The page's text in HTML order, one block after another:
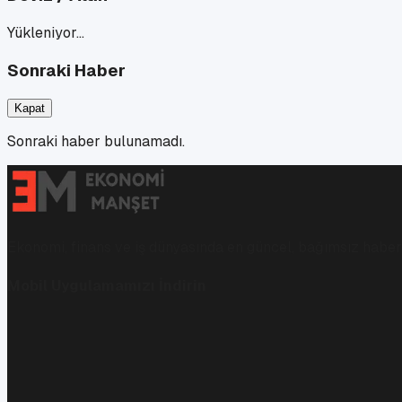
Yükleniyor…
Sonraki Haber
Kapat
Sonraki haber bulunamadı.